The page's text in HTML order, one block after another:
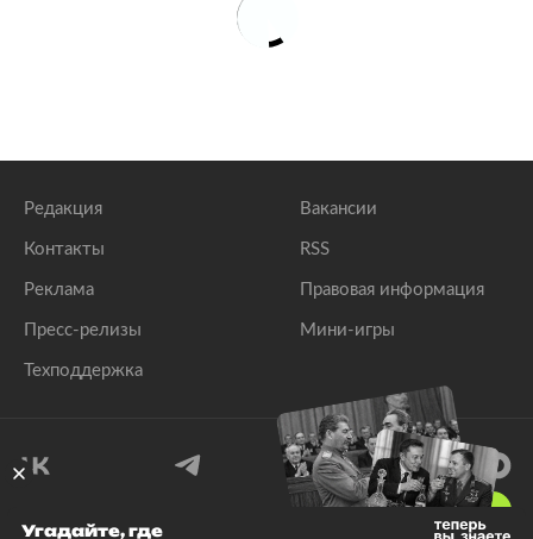
Редакция
Контакты
Реклама
Пресс-релизы
Техподдержка
Вакансии
RSS
Правовая информация
Мини-игры
Угадайте, где